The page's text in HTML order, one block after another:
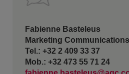
Fabienne Basteleus
Marketing Communications
Tel.: +32 2 409 33 37
Mob.: +32 473 55 71 24